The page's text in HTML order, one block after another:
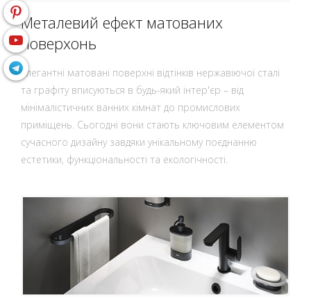
Металевий ефект матованих
поверхонь
Елегантні матовані поверхні відтінків нержавіючої сталі
та графіту вписуються в будь-який інтер'єр – від
мінімалістичних ванних кімнат до промислових
приміщень. Сьогодні вони стають ключовим елементом
сучасного дизайну завдяки унікальному поєднанню
естетики, функціональності та екологічності.